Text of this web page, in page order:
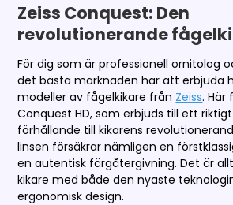
Zeiss Conquest: Den
revolutionerande
För dig som är professionell ornitolog
det bästa marknaden har att erbjuda
modeller av fågelkikare från Zeiss. Här
Conquest HD, som erbjuds till ett
förhållande till kikarens
linsen försäkrar nämligen en
en autentisk färgåtergivning. Det är
kikare med både den nyaste
ergonomisk design.